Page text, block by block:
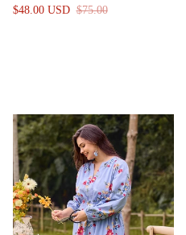
$48.00 USD $75.00